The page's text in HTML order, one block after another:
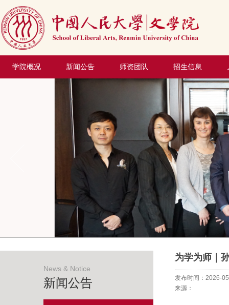
学院概况 新闻公告 师资团队 招生信息
News & Notice
新闻公告
为学为师｜
发布时间：2026-
来源：